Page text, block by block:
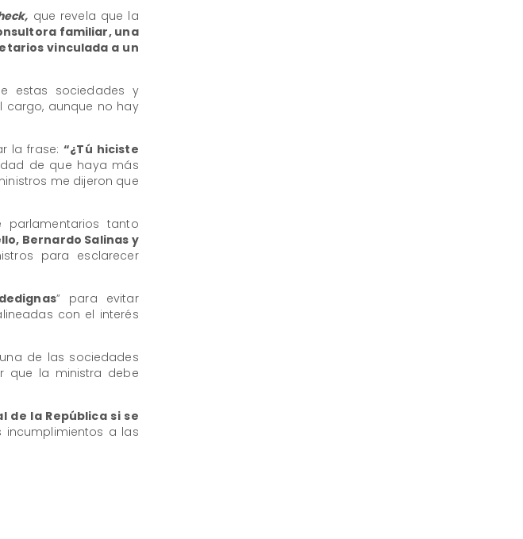
que revela que la
familiar, una
vinculada a un
estas sociedades y
cargo, aunque no hay
la frase:“¿Tú hiciste
de que haya más
me dijeron que
tanto
Bernardo Salinas y
para esclarecer
” para evitar
con el interés
de las sociedades
que la ministra debe
la República si se
a las